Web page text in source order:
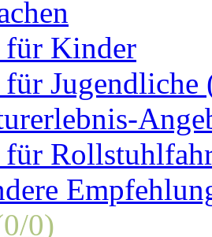
für Kinder
Jugendliche
0/0)